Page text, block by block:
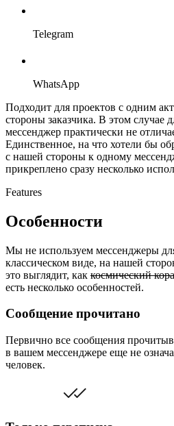
Telegram
WhatsApp
Подходит для проектов с одним
стороны заказчика. В этом случае
мессенджер практически не
Единственное, на что хотели бы
с нашей стороны к одному
прикреплено сразу несколько
Features
Особенности
Мы не используем мессенджеры
классическом виде, на нашей
это выглядит, как космический
есть несколько особенностей.
Сообщение прочитано
Первично все сообщения
в вашем мессенджере еще не
человек.